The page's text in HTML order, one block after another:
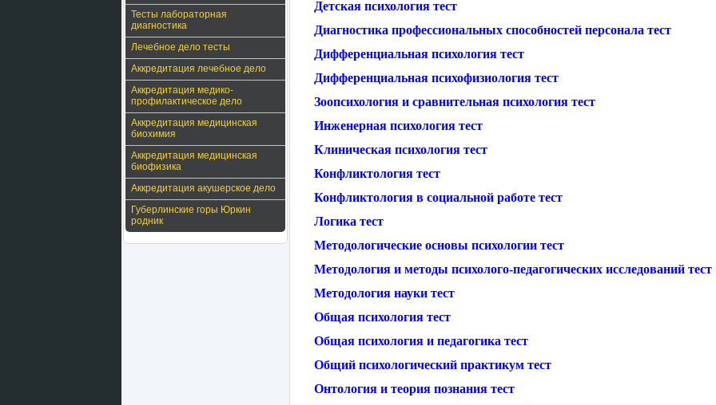
Тесты лабораторная
диагностика
Лечебное дело тесты
Аккредитация лечебное дело
Аккредитация медико-
профилактическое дело
Аккредитация медицинская
биохимия
Аккредитация медицинская
биофизика
Аккредитация акушерское дело
Губерлинские горы Юркин
родник
Детская психология тест
Диагностика профессиональных способностей персонала тест
Дифференциальная психология тест
Дифференциальная психофизиология тест
Зоопсихология и сравнительная психология тест
Инженерная психология тест
Клиническая психология тест
Конфликтология тест
Конфликтология в социальной работе тест
Логика тест
Методологические основы психологии тест
Методология и методы психолого-педагогических исследований тест
Методология науки тест
Общая психология тест
Общая психология и педагогика тест
Общий психологический практикум тест
Онтология и теория познания тест